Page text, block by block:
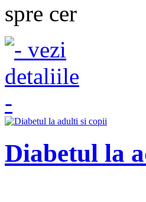
spre cer
Diabetul la